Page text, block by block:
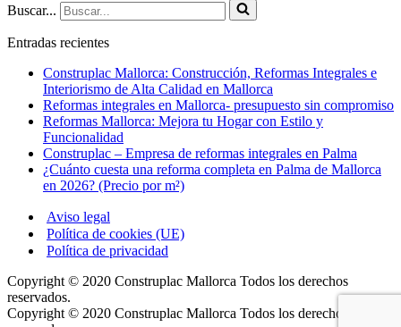
Buscar...
Entradas recientes
Construplac Mallorca: Construcción, Reformas Integrales e
Interiorismo de Alta Calidad en Mallorca
Reformas integrales en Mallorca- presupuesto sin compromiso
Reformas Mallorca: Mejora tu Hogar con Estilo y
Funcionalidad
Construplac – Empresa de reformas integrales en Palma
¿Cuánto cuesta una reforma completa en Palma de Mallorca
en 2026? (Precio por m²)
Aviso legal
Política de cookies (UE)
Política de privacidad
Copyright © 2020 Construplac Mallorca Todos los derechos
reservados.
Copyright © 2020 Construplac Mallorca Todos los derechos